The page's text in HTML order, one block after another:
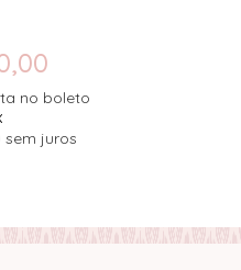
no boleto
sem juros